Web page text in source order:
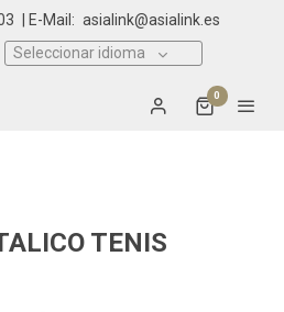
| E-Mail: asialink@asialink.es
Seleccionar idioma
0
TENIS